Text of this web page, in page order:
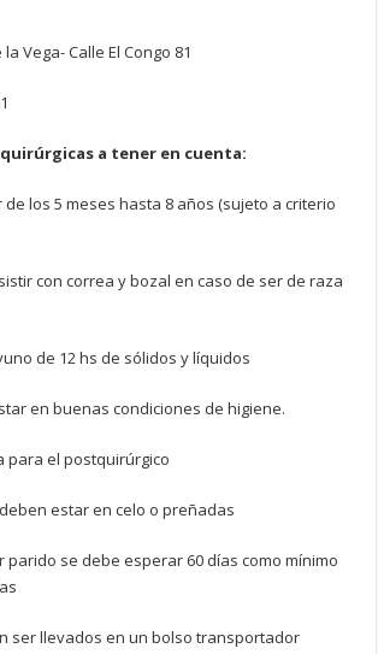
Vega- Calle El Congo 81
a tener en cuenta:
de los 5 meses hasta 8 años (sujeto a criterio
con correa y bozal en caso de ser de raza
de 12 hs de sólidos y líquidos
en buenas condiciones de higiene.
para el postquirúrgico
estar en celo o preñadas
parido se debe esperar 60 días como mínimo
ser llevados en un bolso transportador